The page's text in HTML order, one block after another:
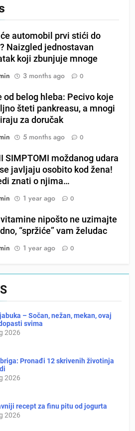
automobil prvi stići do
Naizgled jednostavan
koji zbunjuje mnoge
3 months ago 0
od belog hleba: Pecivo koje
šteti pankreasu, a mnogi
za doručak
5 months ago 0
SIMPTOMI moždanog udara
javljaju osobito kod žena!
znati o njima…
1 year ago 0
vitamine nipošto ne uzimajte
“spržiće” vam želudac
1 year ago 0
– Sočan, nežan, mekan, ovaj
svima
2026
Pronađi 12 skrivenih životinja
2026
recept za finu pitu od jogurta
2026